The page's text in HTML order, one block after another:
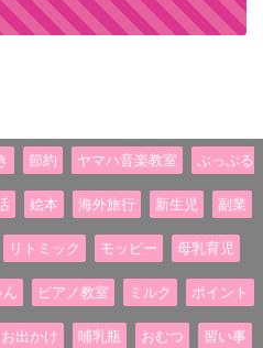
節約 ヤマハ音楽教室 ぷっぷる
絵本 海外旅行 新生児 副業
リトミック モッピー 母乳育児
ピアノ教室 ミルク ポイント
お出かけ 哺乳瓶 おむつ 習い事